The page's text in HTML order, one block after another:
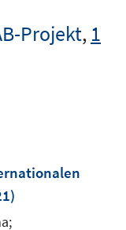
Projekt, 1